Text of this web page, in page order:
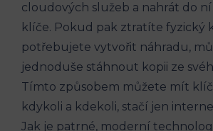
cloudových služeb a nahrát do
klíče. Pokud pak ztratíte fyzický
potřebujete vytvořit náhradu,‍
jednoduše⁣ stáhnout kopii ⁤ze
Tímto způsobem můžete mít klíč
kdykoli a kdekoli, stačí jen
Jak je patrné, moderní